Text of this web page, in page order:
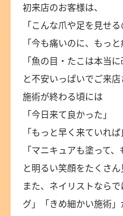
初来店のお客様は、
「こんな爪や足を見せ
「今も痛いのに、もっ
「魚の目・たこは本当
と不安いっぱいでご来店
施術が終わる頃には
「今日来て良かった」
「もっと早く来ていれば
「マニキュアも塗って
と明るい笑顔をたくさん
また、ネイリストなら
グ」「きめ細かい施術」